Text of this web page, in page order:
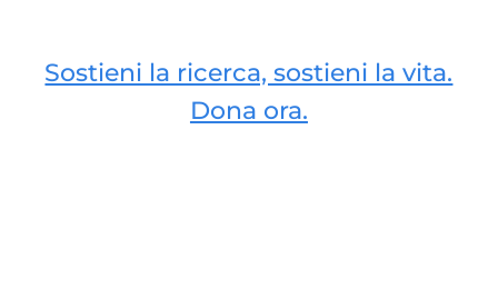
Sostieni la ricerca, sostieni la vita.
Dona ora.